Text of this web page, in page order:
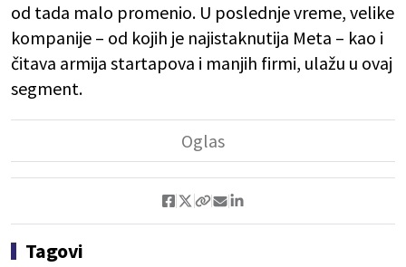
od tada malo promenio. U poslednje vreme, velike
kompanije – od kojih je najistaknutija Meta – kao i
čitava armija startapova i manjih firmi, ulažu u ovaj
segment.
Tagovi